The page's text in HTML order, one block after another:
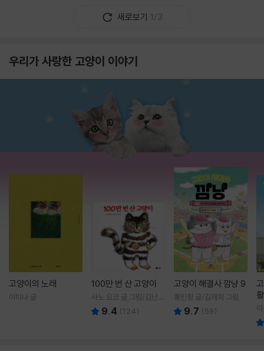
새로보기 1/3
우리가 사랑한 고양이 이야기
고양이의 노래
이미나 글
100만 번 산 고양이
사노 요코 글,그림/김난주
역 9.4 (124)
고양이 해결사 깜냥 9
홍민정 글/김재희 그림
9.7 (59)